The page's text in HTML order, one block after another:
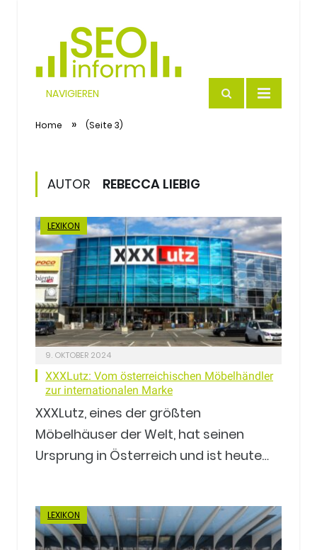
NAVIGIEREN
Home » (Seite 3)
AUTOR REBECCA LIEBIG
LEXIKON
9. OKTOBER 2024
XXXLutz: Vom österreichischen Möbelhändler
zur internationalen Marke
XXXLutz, eines der größten
Möbelhäuser der Welt, hat seinen
Ursprung in Österreich und ist heute…
LEXIKON